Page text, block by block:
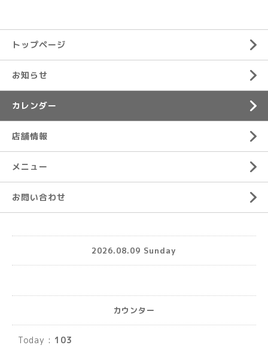
トップページ
お知らせ
カレンダー
店舗情報
メニュー
お問い合わせ
2026.08.09 Sunday
カウンター
Today : 103